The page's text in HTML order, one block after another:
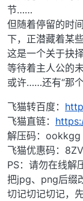
节……
但随着停留的时
下，正潜藏着某
这是一个关于抉
等待着主人公的
或许……还有“那个
飞猫转百度：
飞猫直链：
解压码：ookkgg
飞猫优惠码：
PS：请勿在线解
把jpg、png后缀
切记切记切记，